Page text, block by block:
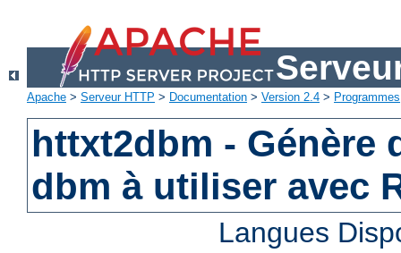
Apache > Serveur HTTP > Documentation > Version 2.4 > Programmes
httxt2dbm - Génère
dbm à utiliser avec
Langues